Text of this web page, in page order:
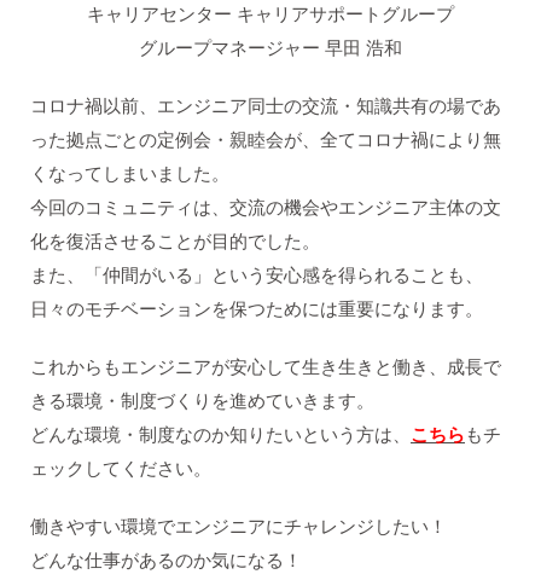
キャリアセンター キャリアサポートグループ
グループマネージャー 早田 浩和
コロナ禍以前、エンジニア同士の交流・知識共有の場であ
った拠点ごとの定例会・親睦会が、全てコロナ禍により無
くなってしまいました。
今回のコミュニティは、交流の機会やエンジニア主体の文
化を復活させることが目的でした。
また、「仲間がいる」という安心感を得られることも、
日々のモチベーションを保つためには重要になります。
これからもエンジニアが安心して生き生きと働き、成長で
きる環境・制度づくりを進めていきます。
どんな環境・制度なのか知りたいという方は、 こちら もチ
ェックしてください。
働きやすい環境でエンジニアにチャレンジしたい！
どんな仕事があるのか気になる！